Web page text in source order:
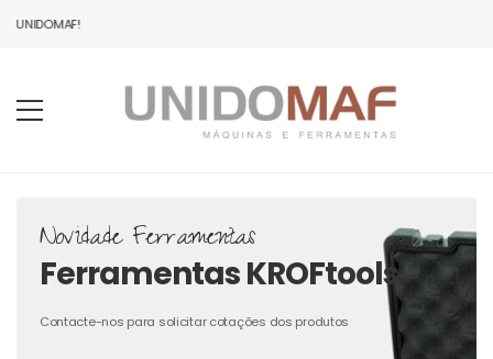
UNIDOMAF!
Novidade Ferramentas
Ferramentas KROFtools
Contacte-nos para solicitar cotações dos produtos